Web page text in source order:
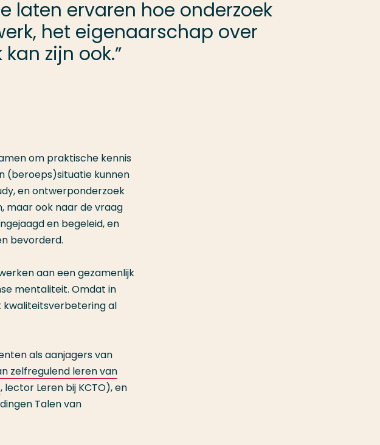
laten ervaren hoe onderzoek
het eigenaarschap over
zijn ook.”
om praktische kennis
(beroeps)situatie kunnen
en ontwerponderzoek
maar ook naar de vraag
en begeleid, en
bevorderd.
aan een gezamenlijk
mentaliteit. Omdat in
kwaliteitsverbetering al
als aanjagers van
zelfregulend leren van
, lector Leren bij KCTO), en
Talen van